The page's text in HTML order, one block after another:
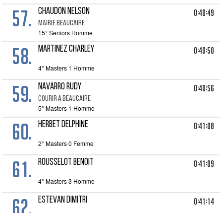
57. CHAUDON NELSON
MAIRIE BEAUCAIRE
0:40:49
15° Seniors Homme
58. MARTINEZ CHARLEY 0:40:50
4° Masters 1 Homme
59. NAVARRO RUDY
COURIR A BEAUCAIRE
0:40:56
5° Masters 1 Homme
60. HERBET DELPHINE 0:41:08
2° Masters 0 Femme
61. ROUSSELOT BENOIT 0:41:09
4° Masters 3 Homme
62. ESTEVAN DIMITRI 0:41:14